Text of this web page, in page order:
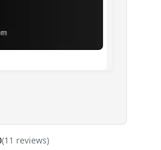
(11 reviews)